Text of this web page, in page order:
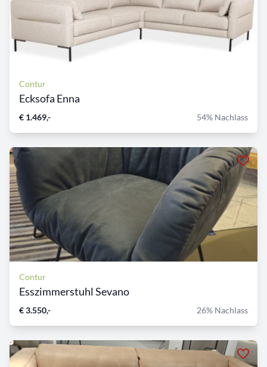
Contur
Ecksofa Enna
€ 1.469,- 54% Nachlass
Contur
Esszimmerstuhl Sevano
€ 3.550,- 26% Nachlass